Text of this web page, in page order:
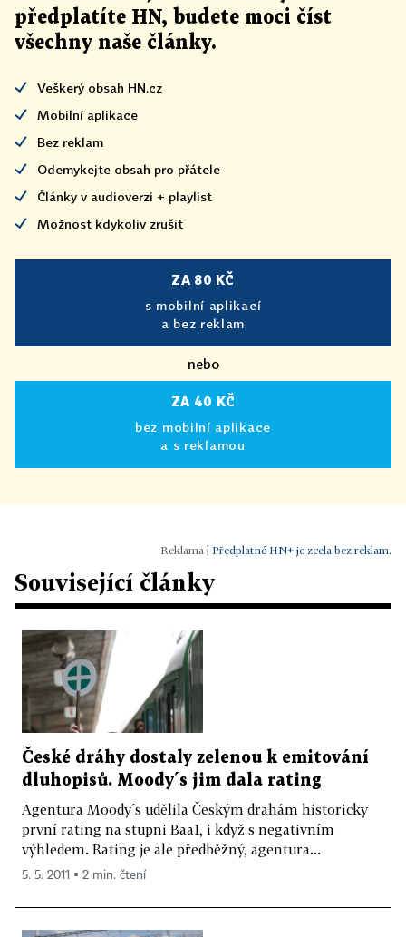
předplatíte HN, budete moci číst
všechny naše články.
Veškerý obsah HN.cz
Mobilní aplikace
Bez reklam
Odemykejte obsah pro přátele
Články v audioverzi + playlist
Možnost kdykoliv zrušit
ZA 80 KČ
s mobilní aplikací
a bez reklam
nebo
ZA 40 KČ
bez mobilní aplikace
a s reklamou
Předplatné HN+ je zcela bez reklam.
Související články
České dráhy dostaly zelenou k emitování
dluhopisů. Moody´s jim dala rating
Agentura Moody´s udělila Českým drahám historicky
první rating na stupni Baa1, i když s negativním
výhledem. Rating je ale předběžný, agentura...
5. 5. 2011 ▪ 2 min. čtení